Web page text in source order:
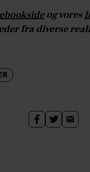
og vores
fra diverse r